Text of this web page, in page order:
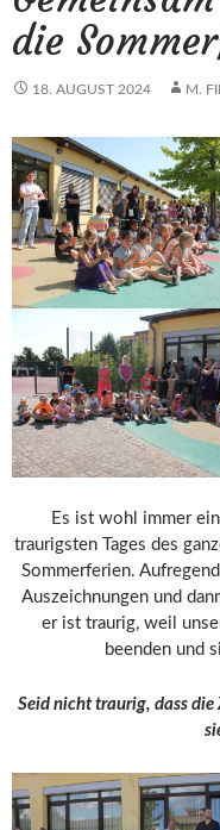
die
18. AUGUST 2024 M.
Es ist wohl immer
traurigsten Tages des
Sommerferien.
Auszeichnungen und
er ist traurig, weil
beenden und
Seid nicht traurig, dass die